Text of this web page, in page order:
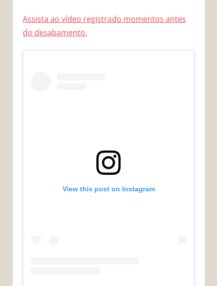
Assista ao vídeo registrado momentos antes
do desabamento.
View this post on Instagram